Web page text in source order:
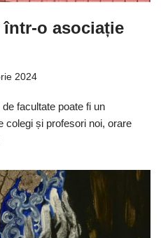
într-o asociație
2024
facultate poate fi un
colegi și profesori noi, orare